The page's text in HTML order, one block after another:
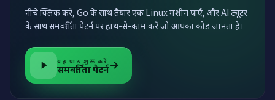
नीचे क्लिक करें, Go के साथ तैयार एक Linux मशीन पाएँ, और AI ट्यूटर
के साथ समवर्तिता पैटर्न पर हाथ-से-काम करें जो आपका कोड जानता है।
यह पाठ शुरू करें
समवर्तिता पैटर्न